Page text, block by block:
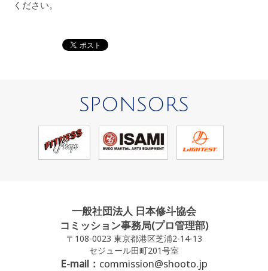
ください。
SPONSORS
一般社団法人 日本修斗協会
コミッション事務局(プロ管理部)
〒108-0023 東京都港区芝浦2-14-13
セジュール田町201号室
E-mail： commission@shooto.jp